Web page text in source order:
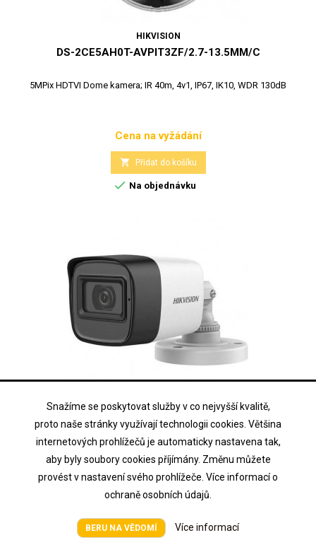
Snažíme se poskytovat služby v co nejvyšší kvalitě,
proto naše stránky využívají technologii cookies. Většina
internetových prohlížečů je automaticky nastavena tak,
aby byly soubory cookies příjímány. Změnu můžete
provést v nastavení svého prohlížeče. Více informací o
ochraně osobních údajů.
BERU NA VĚDOMÍ Více informací
HIKVISION
DS-2CE5AH0T-AVPIT3ZF/2.7-13.5MM/C
5MPix HDTVI Dome kamera; IR 40m, 4v1, IP67, IK10, WDR 130dB
Cena
Cena na vyžádání
 Přidat do košíku
 Na objednávku
HIKVISION
DS-2CE16D0T-ITFS(2.8MM)
2MPix HDTVI Bullet kamera; IR 30m, 4v1, IP67, mikrofon
Cena